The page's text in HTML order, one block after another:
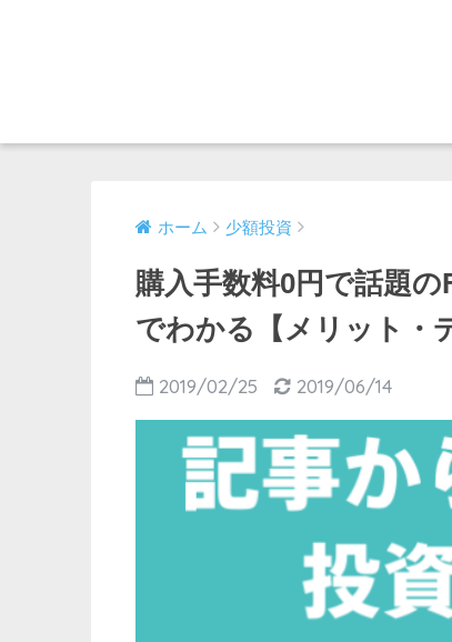
ホーム 少額投資
購入手数料0円で話題
でわかる【メリット・
2019/02/25 2019/06/14